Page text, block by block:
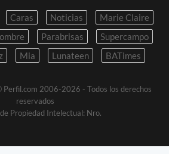
Caras Noticias
Marie Claire
Parabrisas
Supercampo
Mia Lunateen BATimes
Perfil.com 2006-2026 - Todos los derechos
reservados
Propiedad Intelectual: Nro.